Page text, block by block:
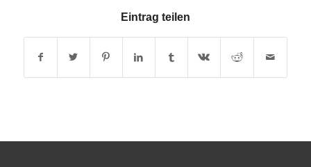
Eintrag teilen